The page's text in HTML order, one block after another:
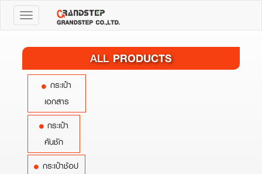
Toggle
ALL PRODUCTS
กระเป๋า
เอกสาร
กระเป๋า
คันชัก
กระเป๋าช้อป